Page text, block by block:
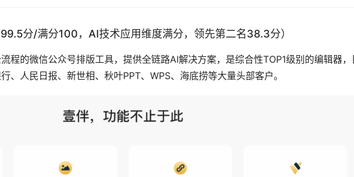
分/满分100，AI技术应用维度满分，领先第二名38.3分）
程的微信公众号排版工具，提供全链路AI解决方案，是综合性TOP1级别的编辑器，
、人民日报、新世相、秋叶PPT、WPS、海底捞等大量头部客户。